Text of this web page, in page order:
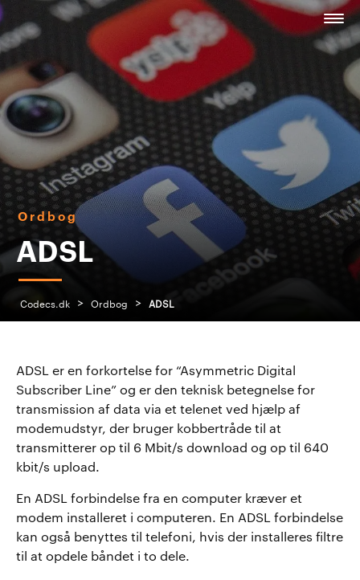
Ordbog
ADSL
Codecs.dk > Ordbog > ADSL
ADSL er en forkortelse for “Asymmetric Digital
Subscriber Line” og er den teknisk betegnelse for
transmission af data via et telenet ved hjælp af
modemudstyr, der bruger kobbertråde til at
transmitterer op til 6 Mbit/s download og op til 640
kbit/s upload.
En ADSL forbindelse fra en computer kræver et
modem installeret i computeren. En ADSL forbindelse
kan også benyttes til telefoni, hvis der installeres filtre
til at opdele båndet i to dele.